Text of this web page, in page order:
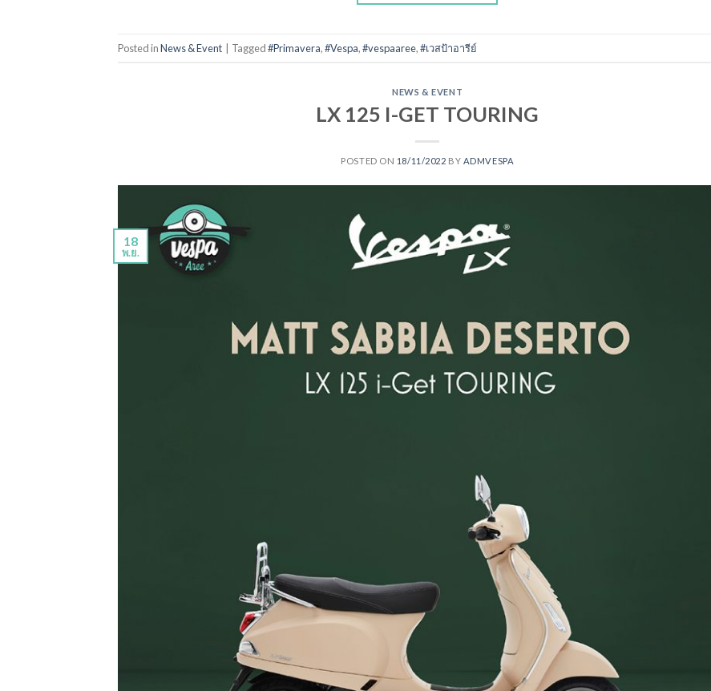
Posted inNews & Event Tagged#Primavera,#Vespa,#vespaaree,#เวสป้าอารีย์
NEWS & EVENT
LX 125 I-GET TOURING
POSTED ON 18/11/2022 BY ADMVESPA
18
พ.ย.